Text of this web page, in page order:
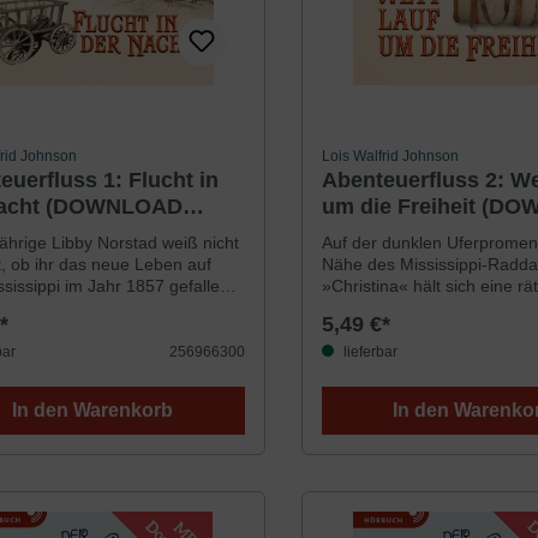
Johnson
1: Flucht in
(DOWNLOAD
[MP3])
Libby Norstad weiß nicht
ob ihr das neue Leben auf
im Jahr 1857 gefallen
auf einem Dampfschiff?
Leben ist auch nicht einfacher
hat und der entschlossen
unglücklich zu
verwickelt, da sie
256966300
In den Warenkorb
Lois Walfrid Johnson
Abenteuerfluss 2:
um die Freiheit
Hörbuch [MP3])
Auf der dunklen
Nähe des Mississippi-
»Christina« hält sich eine
sich ziemlich sicher, dass es
grausame Sklavenhändler
Vermutet Riggs den
Sklaven Jordan auf dem
beobachten Libby und
5,49 €*
lieferbar
In den